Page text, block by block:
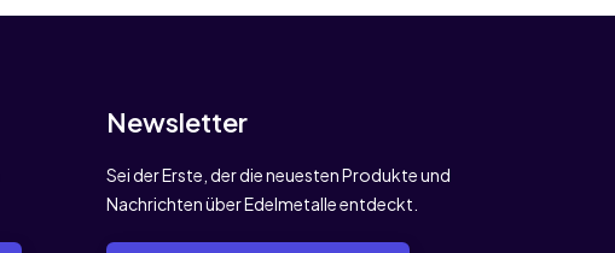
Newsletter
Sei der Erste, der die neuesten Produkte und
Nachrichten über Edelmetalle entdeckt.